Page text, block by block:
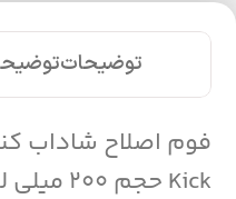
توضیحات
Kick حجم 200 میلی لیتر